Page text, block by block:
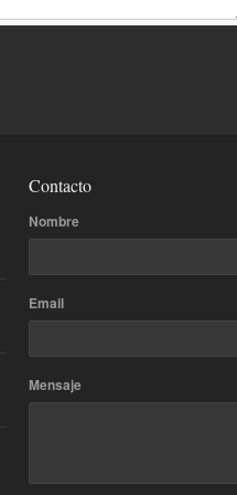
Contacto
Nombre
Email
Mensaje